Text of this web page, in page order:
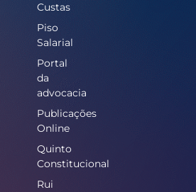
Custas
Piso
Salarial
Portal
da
advocacia
Publicações
Online
Quinto
Constitucional
Rui